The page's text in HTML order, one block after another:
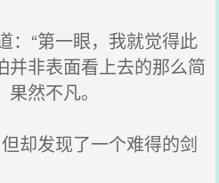
“第一眼，我就觉得此
并非表面看上去的那么简
然不凡。
却发现了一个难得的剑